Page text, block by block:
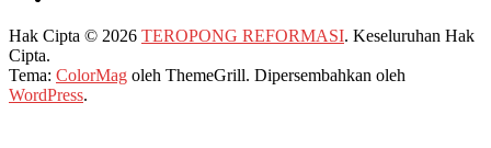
Hak Cipta © 2026 TEROPONG REFORMASI. Keseluruhan Hak
Cipta.
Tema: ColorMag oleh ThemeGrill. Dipersembahkan oleh
WordPress.